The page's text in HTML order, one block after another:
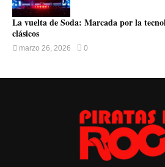
La vuelta de Soda: Marcada por la
clásicos
marzo 26, 2026 0